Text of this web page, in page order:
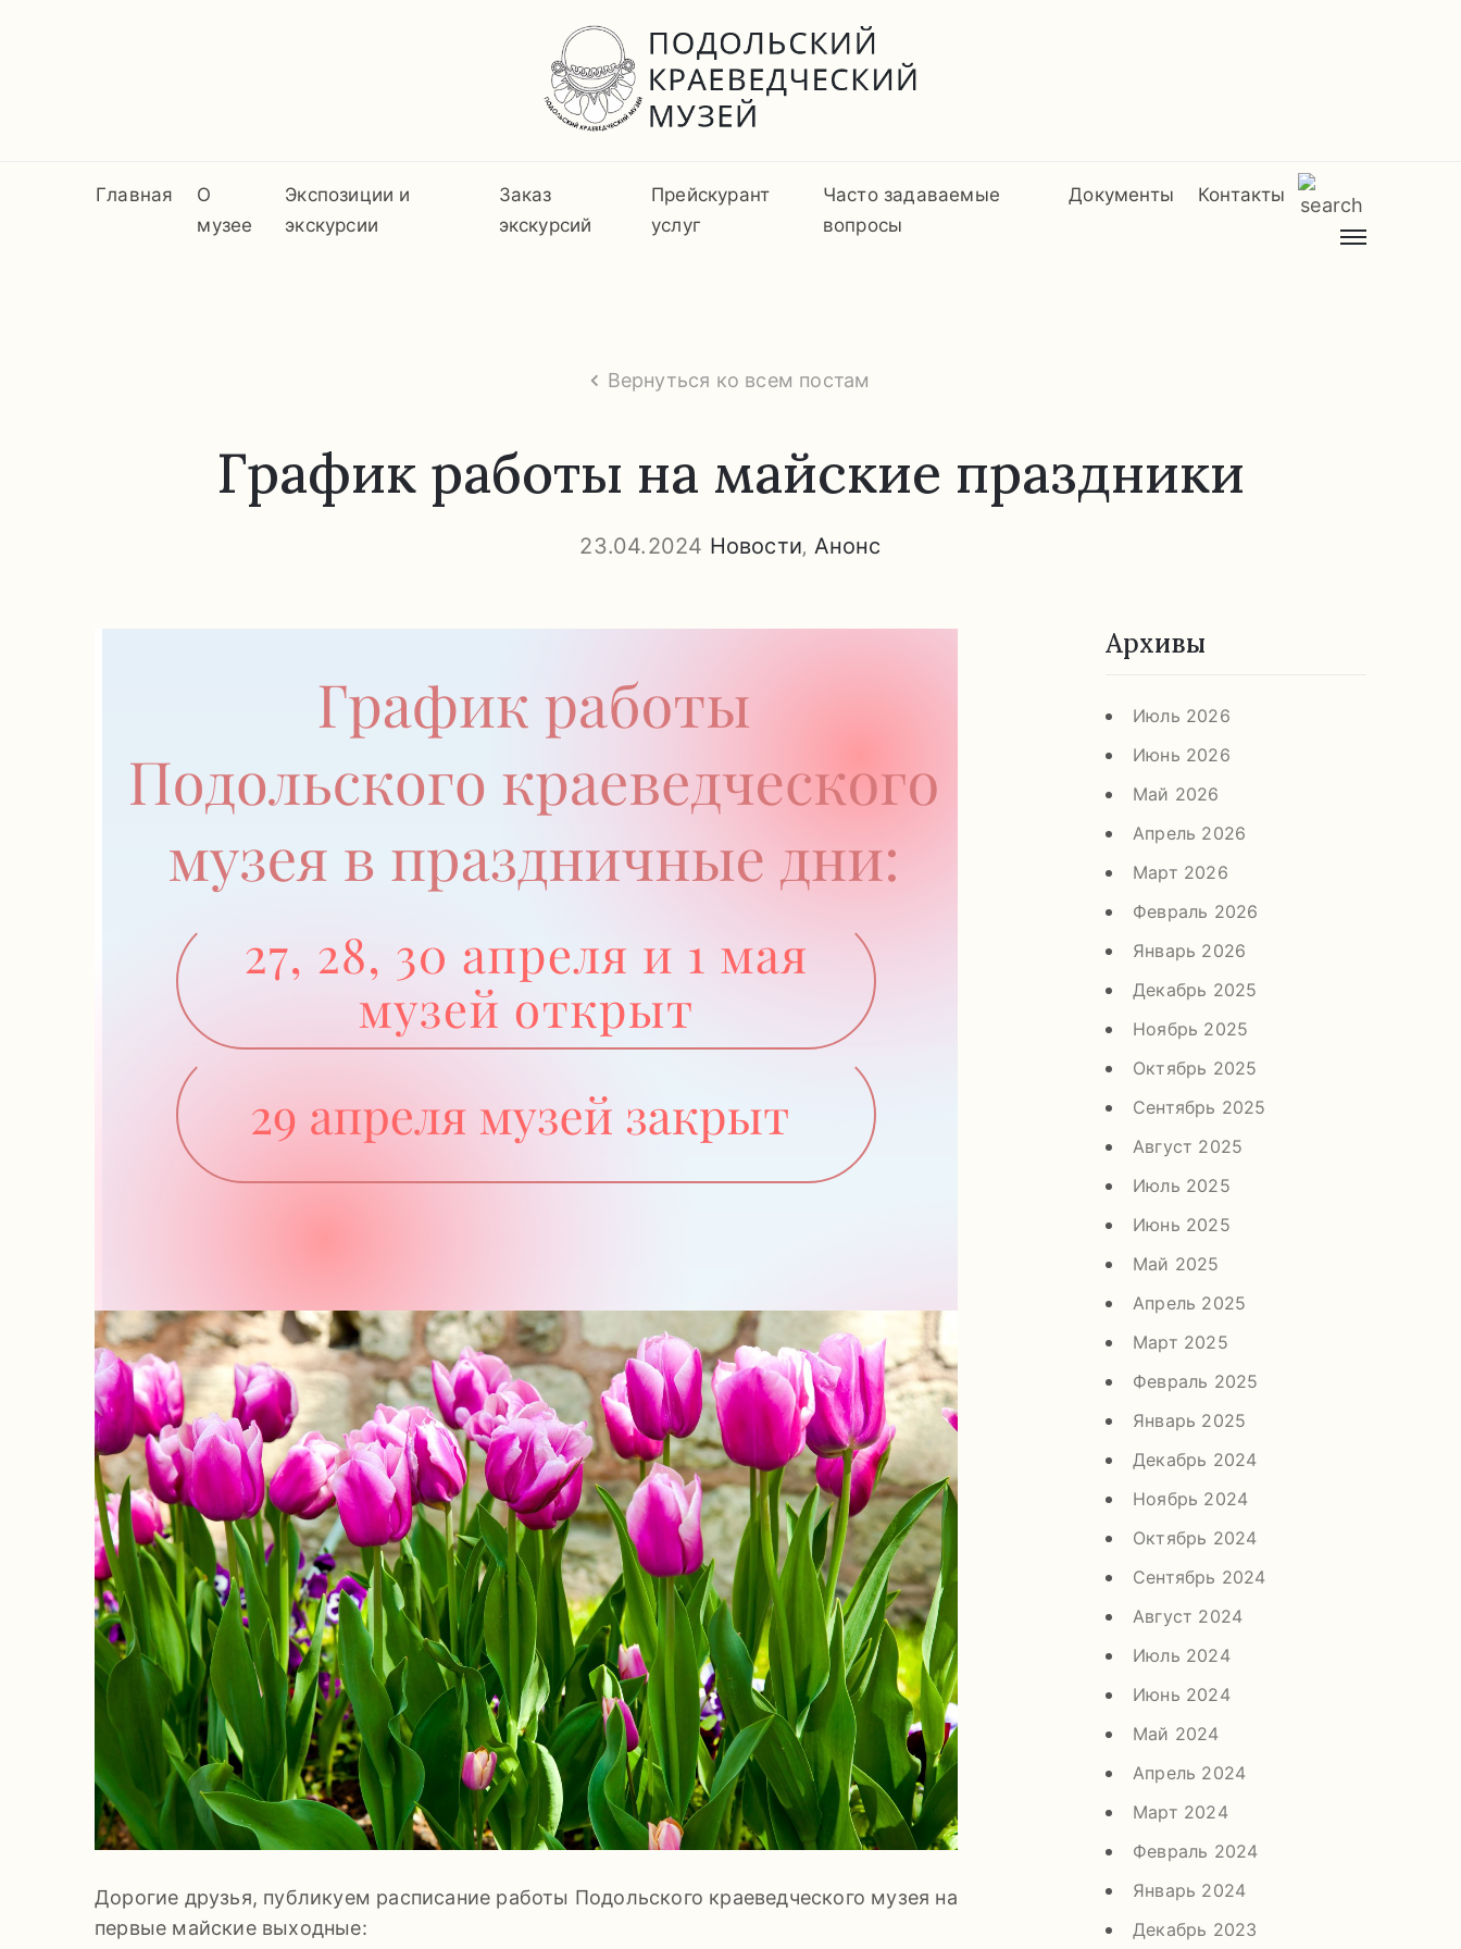
Главная
О
музее
Экспозиции и
экскурсии
Заказ
экскурсий
Прейскурант
услуг
Часто задаваемые
вопросы
Документы Контакты
Вернуться ко всем постам
График работы на майские праздники
23.04.2024 Новости‚ Анонс
Дорогие друзья, публикуем расписание работы Подольского краеведческого музея на
первые майские выходные:
Архивы
Июль 2026
Июнь 2026
Май 2026
Апрель 2026
Март 2026
Февраль 2026
Январь 2026
Декабрь 2025
Ноябрь 2025
Октябрь 2025
Сентябрь 2025
Август 2025
Июль 2025
Июнь 2025
Май 2025
Апрель 2025
Март 2025
Февраль 2025
Январь 2025
Декабрь 2024
Ноябрь 2024
Октябрь 2024
Сентябрь 2024
Август 2024
Июль 2024
Июнь 2024
Май 2024
Апрель 2024
Март 2024
Февраль 2024
Январь 2024
Декабрь 2023